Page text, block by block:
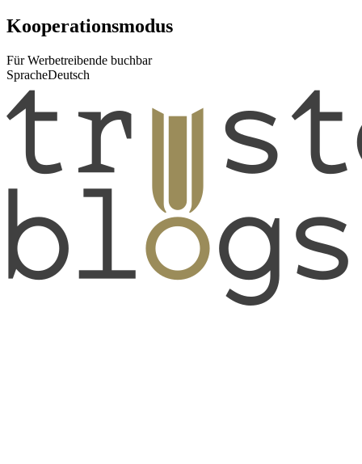
Kooperationsmodus
Für Werbetreibende buchbar
SpracheDeutsch